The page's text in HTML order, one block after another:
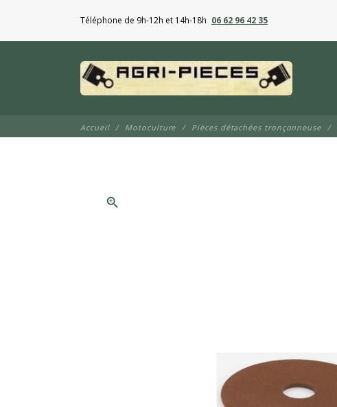
Téléphone de 9h-12h et 14h-18h 06 62 96 42 35
Accueil Motoculture Pièces détachées tronçonneuse
zoom_in